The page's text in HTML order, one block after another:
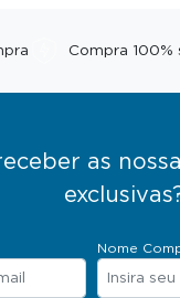
Compra 100%
as
Nome